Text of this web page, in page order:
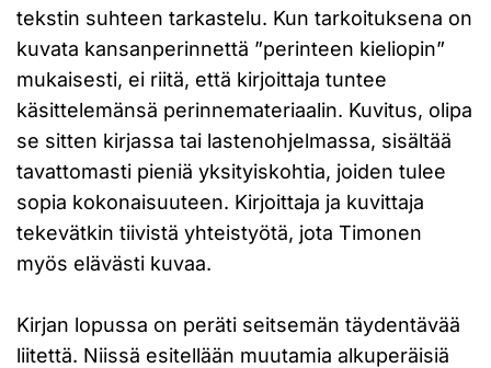
tekstin suhteen tarkastelu. Kun tarkoituksena on
kuvata kansanperinnettä ”perinteen kieliopin”
mukaisesti, ei riitä, että kirjoittaja tuntee
käsittelemänsä perinnemateriaalin. Kuvitus, olipa
se sitten kirjassa tai lastenohjelmassa, sisältää
tavattomasti pieniä yksityiskohtia, joiden tulee
sopia kokonaisuuteen. Kirjoittaja ja kuvittaja
tekevätkin tiivistä yhteistyötä, jota Timonen
myös elävästi kuvaa.
Kirjan lopussa on peräti seitsemän täydentävää
liitettä. Niissä esitellään muutamia alkuperäisiä